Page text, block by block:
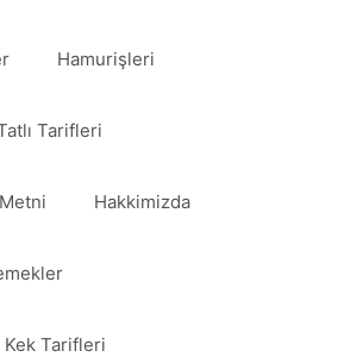
Hamurişleri
Tarifleri
Hakkimizda
Kek Tarifleri